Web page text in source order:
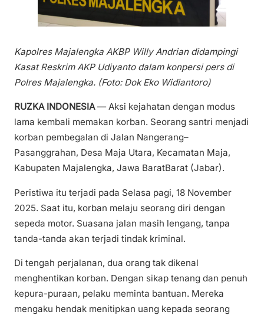
Kapolres Majalengka AKBP Willy Andrian didampingi
Kasat Reskrim AKP Udiyanto dalam konpersi pers di
Polres Majalengka. (Foto: Dok Eko Widiantoro)
RUZKA INDONESIA— Aksi kejahatan dengan modus
lama kembali memakan korban. Seorang santri menjadi
korban pembegalan di Jalan Nangerang–
Pasanggrahan, Desa Maja Utara, Kecamatan Maja,
Kabupaten Majalengka, Jawa BaratBarat (Jabar).
Peristiwa itu terjadi pada Selasa pagi, 18 November
2025. Saat itu, korban melaju seorang diri dengan
sepeda motor. Suasana jalan masih lengang, tanpa
tanda-tanda akan terjadi tindak kriminal.
Di tengah perjalanan, dua orang tak dikenal
menghentikan korban. Dengan sikap tenang dan penuh
kepura-puraan, pelaku meminta bantuan. Mereka
mengaku hendak menitipkan uang kepada seorang